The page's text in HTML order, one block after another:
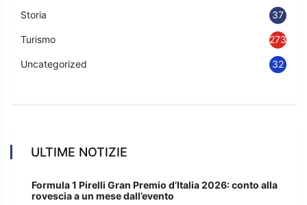
Storia 37
Turismo 273
Uncategorized 32
ULTIME NOTIZIE
Formula 1 Pirelli Gran Premio d’Italia 2026: conto alla
rovescia a un mese dall’evento